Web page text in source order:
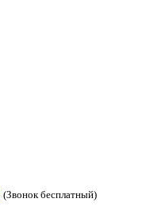
(Звонок бесплатный)